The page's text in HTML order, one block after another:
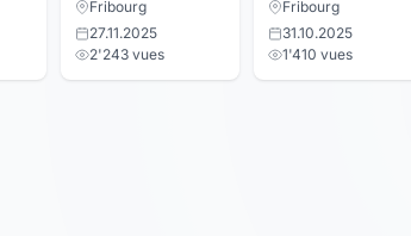
Fribourg
27.11.2025
2'243 vues
Fribourg
31.10.2025
1'410 vues